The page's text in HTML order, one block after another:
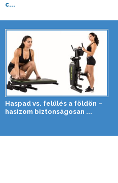
c...
Haspad vs. felülés a földön –
hasizom biztonságosan ...